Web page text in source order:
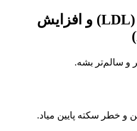
2. کاهش کلسترول بد (LDL) و افزایش
سالم‌تر بشه.
و خطر سکته پایین میاد.